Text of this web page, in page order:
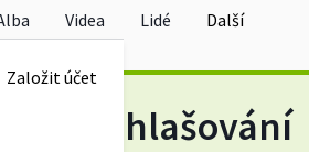
Videa Lidé Další
Založit účet
Nové přihlašování